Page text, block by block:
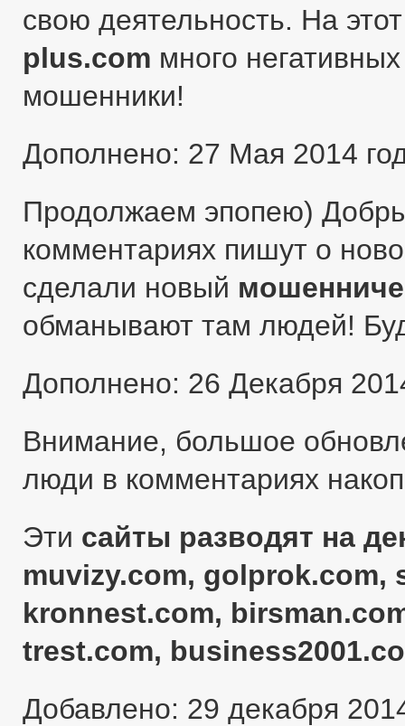
свою деятельность. На
plus.com много
мошенники!
Дополнено: 27 Мая 2014
Продолжаем эпопею)
комментариях пишут о
сделали новый
обманывают там людей!
Дополнено: 26 Декабря
Внимание, большое
люди в комментариях
Эти сайты разводят на
muvizy.com, golprok.com,
kronnest.com,
trest.com,
Добавлено: 29 декабря